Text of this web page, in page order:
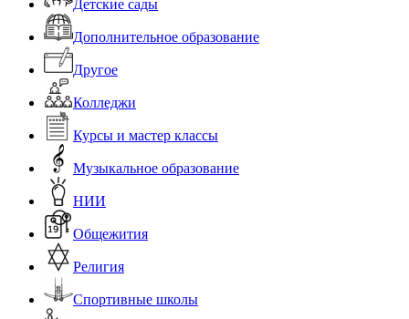
Детские сады
Дополнительное образование
Другое
Колледжи
Курсы и мастер классы
Музыкальное образование
НИИ
Общежития
Религия
Спортивные школы